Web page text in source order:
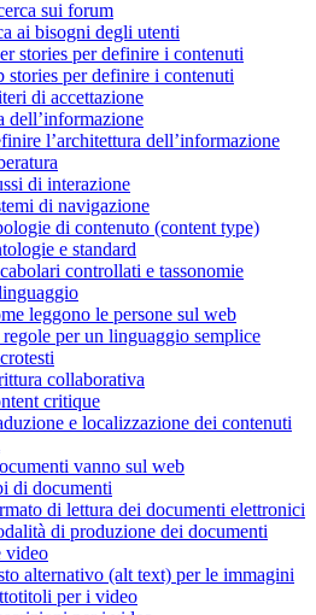
sui forum
ai bisogni degli utenti
stories per definire i contenuti
stories per definire i contenuti
di accettazione
dell’informazione
l’architettura dell’informazione
di interazione
di navigazione
di contenuto (content type)
e standard
controllati e tassonomie
leggono le persone sul web
per un linguaggio semplice
collaborativa
critique
e localizzazione dei contenuti
vanno sul web
di documenti
di lettura dei documenti elettronici
di produzione dei documenti
video
alternativo (alt text) per le immagini
per i video